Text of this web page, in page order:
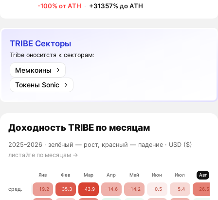
-100% от ATH · +31357% до ATH
TRIBE Секторы
Tribe оноситстя к секторам:
Мемкоины
Токены Sonic
ДоходностьTRIBE по месяцам
2025–2026 ·зелёный — рост, красный — падение · USD ($)
листайте по месяцам →
Янв Фев Мар Апр Май Июн Июл Авг
сред. −19.2 −35.3 −43.9 −14.6 −14.2 −0.5 −5.4 −26.5